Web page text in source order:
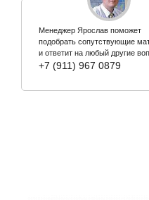
Менеджер Ярослав поможет
подобрать сопутствующие
и ответит на любый другие
+7 (911) 967 0879